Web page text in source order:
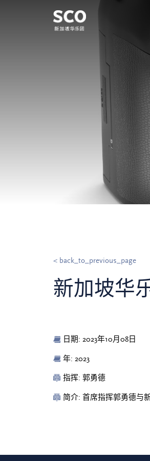
< back_to_previous_page
新加坡华
日期: 2023年10月08日
年: 2023
指挥: 郭勇德
简介: 首席指挥郭勇德与